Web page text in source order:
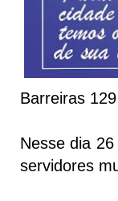
Barreiras
Nesse dia
servidores